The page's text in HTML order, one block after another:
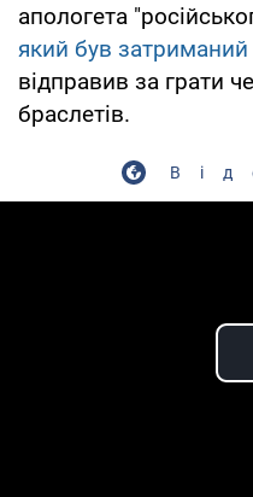
апологета
який був затриманий
відправив за грати
браслетів.